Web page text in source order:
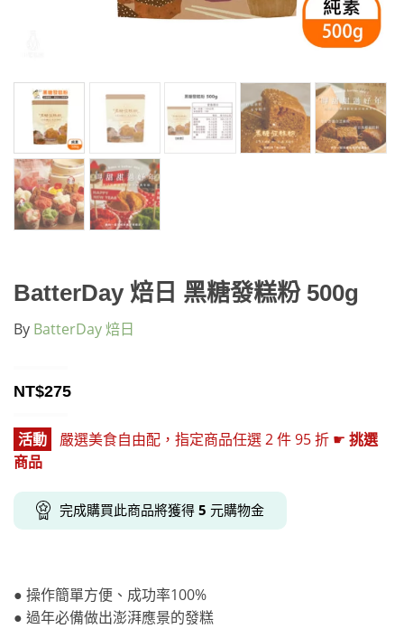
BatterDay 焙日 黑糖發糕粉 500g
By BatterDay 焙日
NT$275
活動 嚴選美食自由配，指定商品任選 2 件 95 折 ☛ 挑選
商品
完成購買此商品將獲得 5 元購物金
● 操作簡單方便、成功率100%
● 過年必備做出澎湃應景的發糕